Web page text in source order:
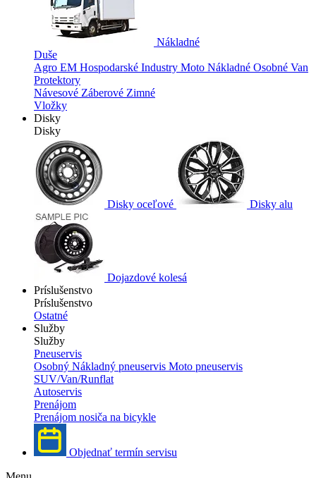
Nákladné
Duše
Agro EM Hospodarské Industry Moto Nákladné Osobné Van
Protektory
Návesové Záberové Zimné
Vložky
Disky
Disky
Disky oceľové Disky alu
Dojazdové kolesá
Príslušenstvo
Príslušenstvo
Ostatné
Služby
Služby
Pneuservis
Osobný Nákladný pneuservis Moto pneuservis
SUV/Van/Runflat
Autoservis
Prenájom
Prenájom nosiča na bicykle
Objednať termín servisu